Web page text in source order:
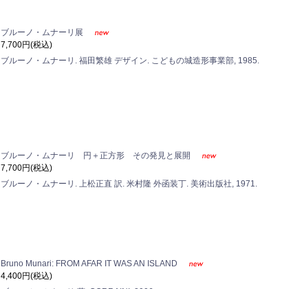
ブルーノ・ムナーリ展
7,700円(税込)
ブルーノ・ムナーリ. 福田繁雄 デザイン. こどもの城造形事業部, 1985.
ブルーノ・ムナーリ 円＋正方形 その発見と展開
7,700円(税込)
ブルーノ・ムナーリ. 上松正直 訳. 米村隆 外函装丁. 美術出版社, 1971.
Bruno Munari: FROM AFAR IT WAS AN ISLAND
4,400円(税込)